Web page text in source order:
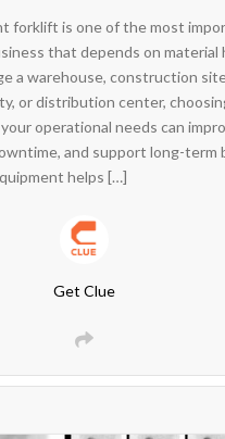
forklift is one of the most
that depends on material
a warehouse, construction
or distribution center,
operational needs can
and support long-term
helps […]
Get Clue